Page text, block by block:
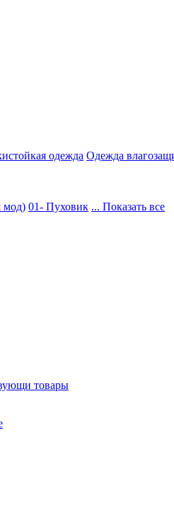
одежда Одежда
мод) 01- Пуховик ... Показать все
товары